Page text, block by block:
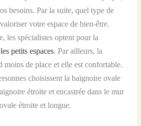
besoins. Par la suite, quel type de
votre espace de bien-être.
les spécialistes optent pour la
petits espaces. Par ailleurs, la
moins de place et elle est confortable.
choisissent la baignoire ovale
étroite et encastrée dans le mur
étroite et longue.